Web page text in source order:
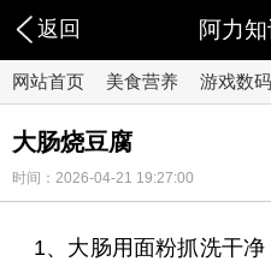
返回 阿力
网站首页 美食营养 游戏数码
大肠烧豆腐
时间：2026-04-21 19:27:00
1、大肠用面粉抓洗干净